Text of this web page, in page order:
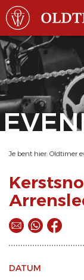
Je bent hier: Oldtimer
DATUM